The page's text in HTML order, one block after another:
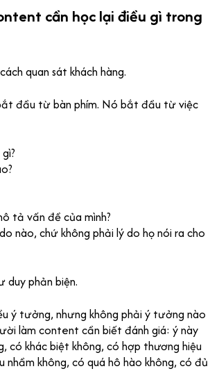
cần học lại điều gì trong
quan sát khách hàng.
đầu từ bàn phím. Nó bắt đầu từ việc
tả vấn đề của mình?
nào, chứ không phải lý do họ nói ra cho
duy phản biện.
ý tưởng, nhưng không phải ý tưởng nào
làm content cần biết đánh giá: ý này
có khác biệt không, có hợp thương hiệu
nhầm không, có quá hô hào không, có đủ